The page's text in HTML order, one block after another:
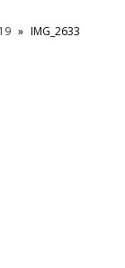
» IMG_2633